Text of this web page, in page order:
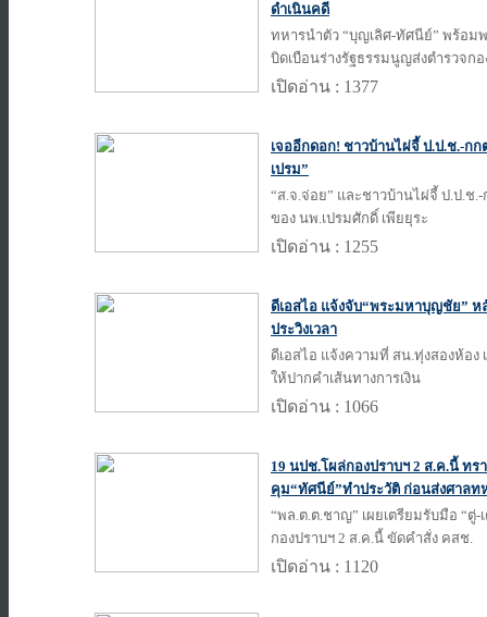
ดำเนินคดี
ทหารนำตัว “บุญเลิศ-ทัศนีย์” พร้อม
บิดเบือนร่างรัฐธรรมนูญส่งตำรวจกอ
เปิดอ่าน : 1377
เจออีกดอก! ชาวบ้านไผ่จี้ ป.ป.ช.-ก
เปรม”
“ส.จ.จ่อย” และชาวบ้านไผ่จี้ ป.ป.ช
ของ นพ.เปรมศักดิ์ เพียยุระ
เปิดอ่าน : 1255
ดีเอสไอ แจ้งจับ“พระมหาบุญชัย” ห
ประวิงเวลา
ดีเอสไอ แจ้งความที่ สน.ทุ่งสองห้อง
ให้ปากคำเส้นทางการเงิน
เปิดอ่าน : 1066
19 นปช.โผล่กองปราบฯ 2 ส.ค.นี้ ท
คุม“ทัศนีย์”ทำประวัติ ก่อนส่งศาลท
“พล.ต.ต.ชาญ” เผยเตรียมรับมือ “ตู่
กองปราบฯ 2 ส.ค.นี้ ขัดคำสั่ง คสช.
เปิดอ่าน : 1120